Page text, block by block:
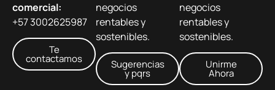
comercial:
+57 3002625987
Te
contactamos
negocios
rentables y
sostenibles.
Sugerencias
y pqrs
negocios
rentables y
sostenibles.
Unirme
Ahora